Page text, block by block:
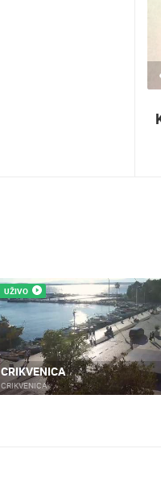
UŽIVO
CRIKVENICA
CRIKVENICA